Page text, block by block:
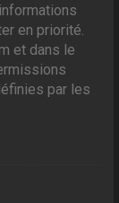
en priorité.
et dans le
par les